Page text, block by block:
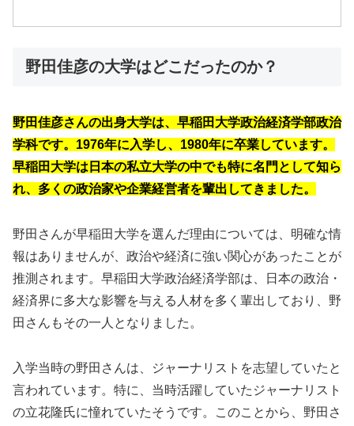
野田佳彦の大学はどこだったのか？
野田佳彦さんの出身大学は、早稲田大学政治経済学部政治
学科です。1976年に入学し、1980年に卒業しています。
早稲田大学は日本の私立大学の中でも特に名門として知ら
れ、多くの政治家や企業経営者を輩出してきました。
野田さんが早稲田大学を選んだ理由については、明確な情
報はありませんが、政治や経済に強い関心があったことが
推測されます。早稲田大学政治経済学部は、日本の政治・
経済界に多大な影響を与える人材を多く輩出しており、野
田さんもその一人となりました。
入学当時の野田さんは、ジャーナリストを志望していたと
言われています。特に、当時活躍していたジャーナリスト
の立花隆氏に憧れていたそうです。このことから、野田さ